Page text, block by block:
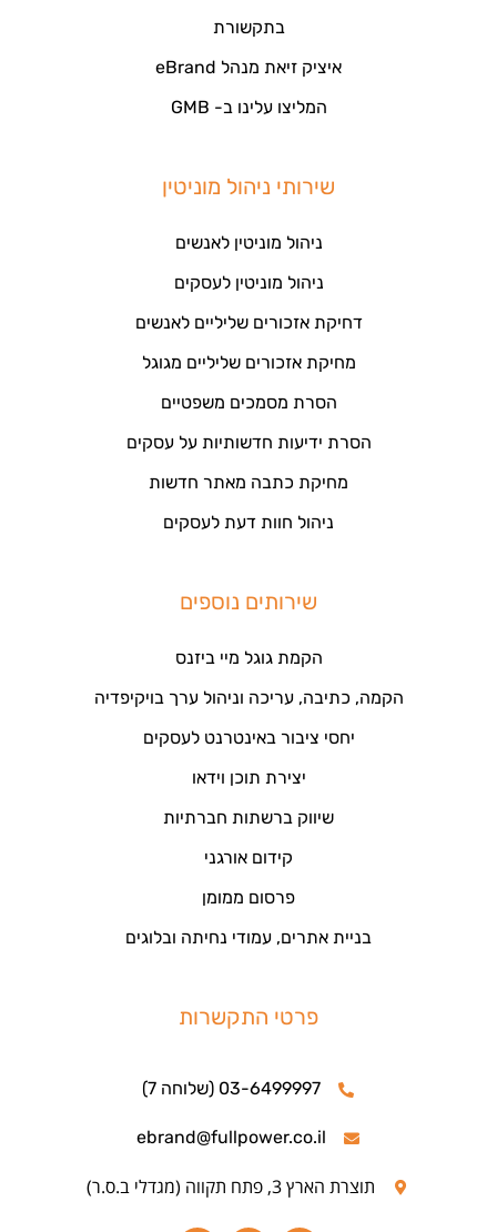
בתקשורת
איציק זיאת מנהל eBrand
המליצו עלינו ב- GMB
שירותי ניהול מוניטין
ניהול מוניטין לאנשים
ניהול מוניטין לעסקים
דחיקת אזכורים שליליים לאנשים
מחיקת אזכורים שליליים מגוגל
הסרת מסמכים משפטיים
הסרת ידיעות חדשותיות על עסקים
מחיקת כתבה מאתר חדשות
ניהול חוות דעת לעסקים
שירותים נוספים
הקמת גוגל מיי ביזנס
הקמה, כתיבה, עריכה וניהול ערך בויקיפדיה
יחסי ציבור באינטרנט לעסקים
יצירת תוכן וידאו
שיווק ברשתות חברתיות
קידום אורגני
פרסום ממומן
בניית אתרים, עמודי נחיתה ובלוגים
פרטי התקשרות
03-6499997 (שלוחה 7)
ebrand@fullpower.co.il
תוצרת הארץ 3, פתח תקווה (מגדלי ב.ס.ר)